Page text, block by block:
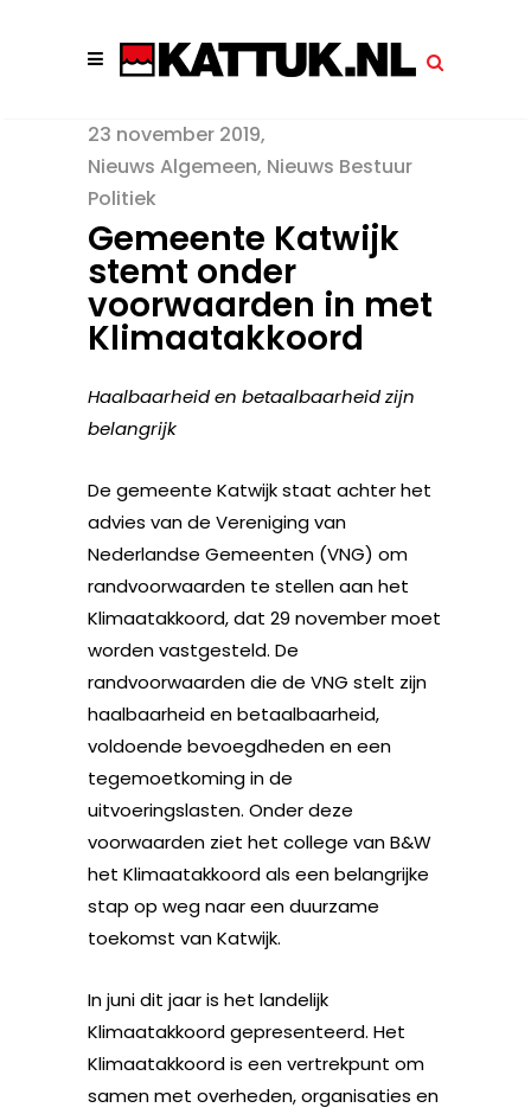
23 november 2019
Nieuws Algemeen, Nieuws Bestuur
Politiek
Gemeente Katwijk
stemt onder
voorwaarden in met
Klimaatakkoord
Haalbaarheid en betaalbaarheid zijn
belangrijk
De gemeente Katwijk staat achter het
advies van de Vereniging van
Nederlandse Gemeenten (VNG) om
randvoorwaarden te stellen aan het
Klimaatakkoord, dat 29 november moet
worden vastgesteld. De
randvoorwaarden die de VNG stelt zijn
haalbaarheid en betaalbaarheid,
voldoende bevoegdheden en een
tegemoetkoming in de
uitvoeringslasten. Onder deze
voorwaarden ziet het college van B&W
het Klimaatakkoord als een belangrijke
stap op weg naar een duurzame
toekomst van Katwijk.
In juni dit jaar is het landelijk
Klimaatakkoord gepresenteerd. Het
Klimaatakkoord is een vertrekpunt om
samen met overheden, organisaties en